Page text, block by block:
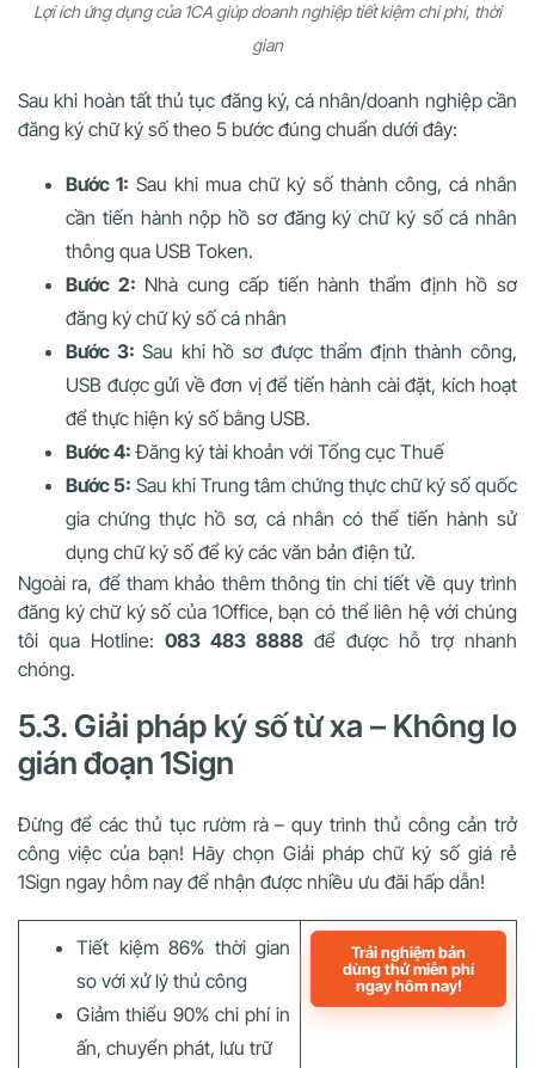
Lợi ích ứng dụng của 1CA giúp doanh nghiệp tiết kiệm chi phí, thời
gian
Sau khi hoàn tất thủ tục đăng ký, cá nhân/doanh nghiệp cần
đăng ký chữ ký số theo 5 bước đúng chuẩn dưới đây:
Bước 1: Sau khi mua chữ ký số thành công, cá nhân
cần tiến hành nộp hồ sơ đăng ký chữ ký số cá nhân
thông qua USB Token.
Bước 2: Nhà cung cấp tiến hành thẩm định hồ sơ
đăng ký chữ ký số cá nhân
Bước 3: Sau khi hồ sơ được thẩm định thành công,
USB được gửi về đơn vị để tiến hành cài đặt, kích hoạt
để thực hiện ký số bằng USB.
Bước 4: Đăng ký tài khoản với Tổng cục Thuế
Bước 5: Sau khi Trung tâm chứng thực chữ ký số quốc
gia chứng thực hồ sơ, cá nhân có thể tiến hành sử
dụng chữ ký số để ký các văn bản điện tử.
Ngoài ra, để tham khảo thêm thông tin chi tiết về quy trình
đăng ký chữ ký số của 1Office, bạn có thể liên hệ với chúng
tôi qua Hotline: 083 483 8888 để được hỗ trợ nhanh
chóng.
5.3. Giải pháp ký số từ xa – Không lo
gián đoạn 1Sign
Đừng để các thủ tục rườm rà – quy trình thủ công cản trở
công việc của bạn! Hãy chọn Giải pháp chữ ký số giá rẻ
1Sign ngay hôm nay để nhận được nhiều ưu đãi hấp dẫn!
Tiết kiệm 86% thời gian
so với xử lý thủ công
Giảm thiểu 90% chi phí in
ấn, chuyển phát, lưu trữ
Trải nghiệm bản
dùng thử miễn phí
ngay hôm nay!